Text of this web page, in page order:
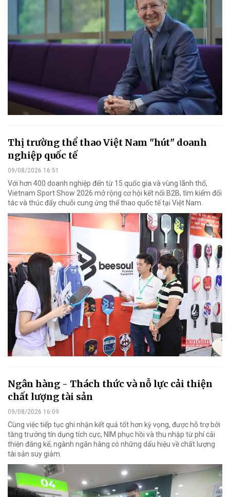
Thị trường thể thao Việt Nam "hút" doanh
nghiệp quốc tế
09/08/2026 16:51
Với hơn 400 doanh nghiệp đến từ 15 quốc gia và vùng lãnh thổ,
Vietnam Sport Show 2026 mở rộng cơ hội kết nối B2B, tìm kiếm đối
tác và thúc đẩy chuỗi cung ứng thể thao quốc tế tại Việt Nam.
Ngân hàng - Thách thức và nỗ lực cải thiện
chất lượng tài sản
09/08/2026 16:09
Cùng việc tiếp tục ghi nhận kết quả tốt hơn kỳ vọng, được hỗ trợ bởi
tăng trưởng tín dụng tích cực, NIM phục hồi và thu nhập từ phí cải
thiện đáng kể, ngành ngân hàng có những dấu hiệu về chất lượng
tài sản suy giảm.